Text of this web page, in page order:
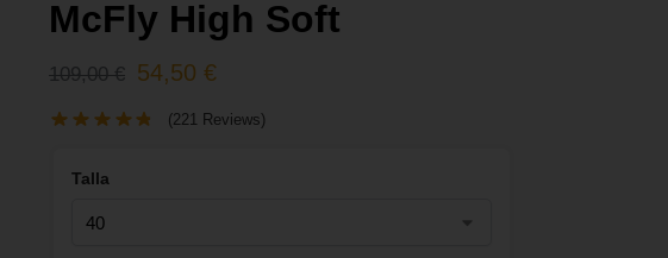
McFly High Soft
109,00€ 54,50€
(221 Reviews)
Talla